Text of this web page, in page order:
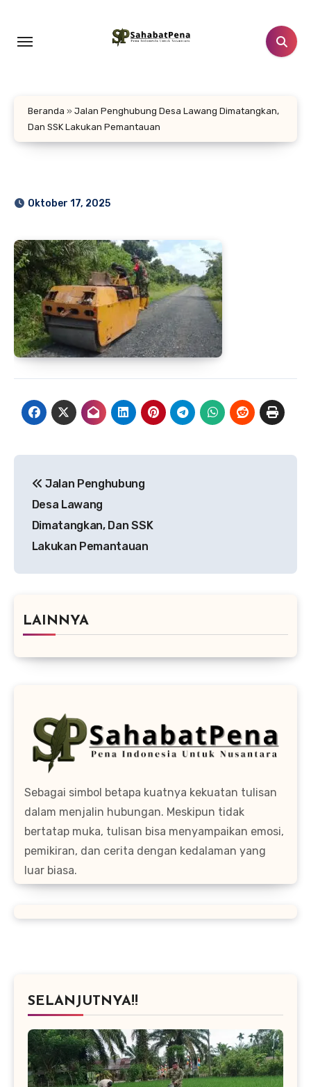
konten
Beranda » Jalan Penghubung Desa Lawang Dimatangkan,
Dan SSK Lakukan Pemantauan
Oktober 17, 2025
pos
Jalan Penghubung
Desa Lawang
Dimatangkan, Dan SSK
Lakukan Pemantauan
LAINNYA
Sebagai simbol betapa kuatnya kekuatan tulisan
dalam menjalin hubungan. Meskipun tidak
bertatap muka, tulisan bisa menyampaikan emosi,
pemikiran, dan cerita dengan kedalaman yang
luar biasa.
SELANJUTNYA!!